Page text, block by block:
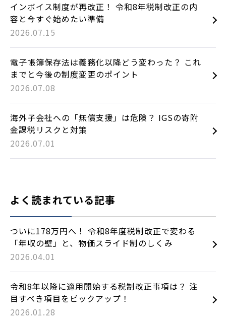
インボイス制度が再改正！ 令和8年税制改正の内
容と今すぐ始めたい準備
2026.07.15
電子帳簿保存法は義務化以降どう変わった？ これ
までと今後の制度変更のポイント
2026.07.08
海外子会社への「無償支援」は危険？ IGSの寄附
金課税リスクと対策
2026.07.01
よく読まれている記事
ついに178万円へ！ 令和8年度税制改正で変わる
「年収の壁」と、物価スライド制のしくみ
2026.04.01
令和8年以降に適用開始する税制改正事項は？ 注
目すべき項目をピックアップ！
2026.01.28